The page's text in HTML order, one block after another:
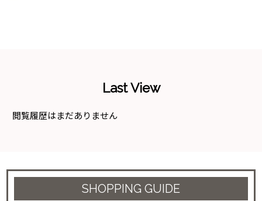
Last View
閲覧履歴はまだありません
SHOPPING GUIDE